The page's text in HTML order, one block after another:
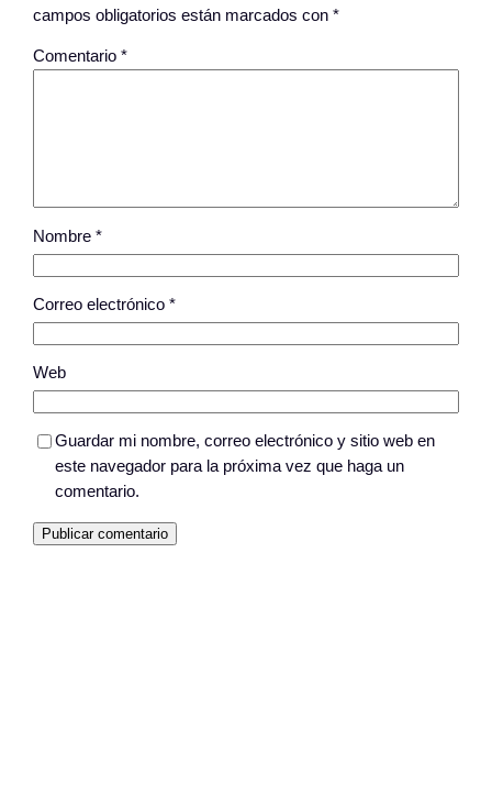
campos obligatorios están marcados con*
Comentario*
Nombre*
Correo electrónico*
Web
Guardar mi nombre, correo electrónico y sitio web en
este navegador para la próxima vez que haga un
comentario.